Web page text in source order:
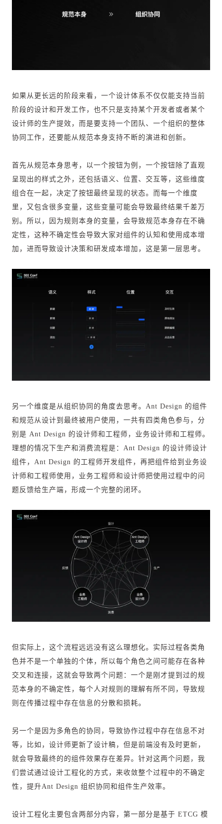
如果从更长远的阶段来看， 一个设计体系不仅仅能支持当前
阶段的设计和开发工作，也不只是支持某个开发者或者某个
设计师的生产提效，而是要支持一个团队、一个组织的整体
协同工作，还要能从规范本身支持不断的演进和创新。
首先从规范本身思考，以一个按钮为例，一个按钮除了直观
呈现出的样式之外，还包括语义、位置、交互等，这些维度
组合在一起，决定了按钮最终呈现的状态。而每一个维度
里，又包含很多变量，这些变量可能会导致最终结果千差万
别。所以，因为规则本身的变量，会导致规范本身存在不确
定性，这种不确定性会导致大家对组件的认知和使用成本增
加，进而导致设计决策和研发成本增加，这是第一层思考。
另一个维度是从组织协同的角度去思考。Ant Design 的组件
和规范从设计到最终被用户使用，一共有四类角色参与，分
别是 Ant Design 的设计师和工程师，业务设计师和工程师。
理想的情况下生产和消费流程是：Ant Design 的设计师设计
组件，Ant Design 的工程师开发组件，再把组件给到业务设
计师和工程师使用，业务工程师和设计师把使用过程中的问
题反馈给生产端，形成一个完整的闭环。
但实际上，这个流程远远没有这么理想化。实际过程各类角
色并不是一个单独的个体，所以每个角色之间可能存在各种
交叉和连接，这就会导致两个问题：一个是刚才提到过的规
范本身的不确定性，每个人对规则的理解有所不同，导致规
则在传播过程中存在信息的分散和损耗。
另一个是因为多角色的协同，导致协作过程中存在信息不对
等，比如，设计师更新了设计稿，但是前端没有及时更新，
就会导致最终的的组件效果存在差异。针对这两个问题，我
们尝试通过设计工程化的方式，来收敛整个过程中的不确定
性，提升Ant Design 组织协同和组件生产效率。
设计工程化主要包含两部分内容，第一部分是基于 ETCG 模